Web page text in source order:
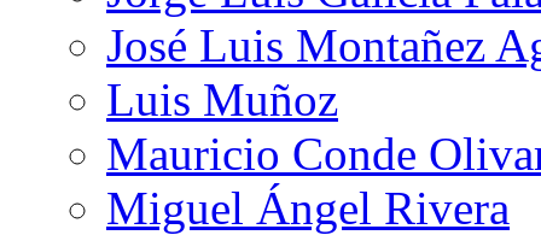
José Luis Montañez
Luis Muñoz
Mauricio Conde
Miguel Ángel Rivera